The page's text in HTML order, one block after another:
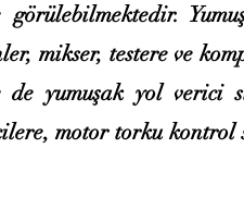
mikser, testere ve
de yumuşak yol verici
motor torku